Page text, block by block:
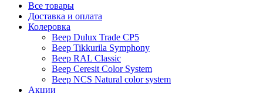
Все товары
Доставка и оплата
Колеровка
Веер Dulux Trade CP5
Веер Tikkurila Symphony
Веер RAL Classic
Веер Ceresit Color System
Веер NCS Natural color system
Акции